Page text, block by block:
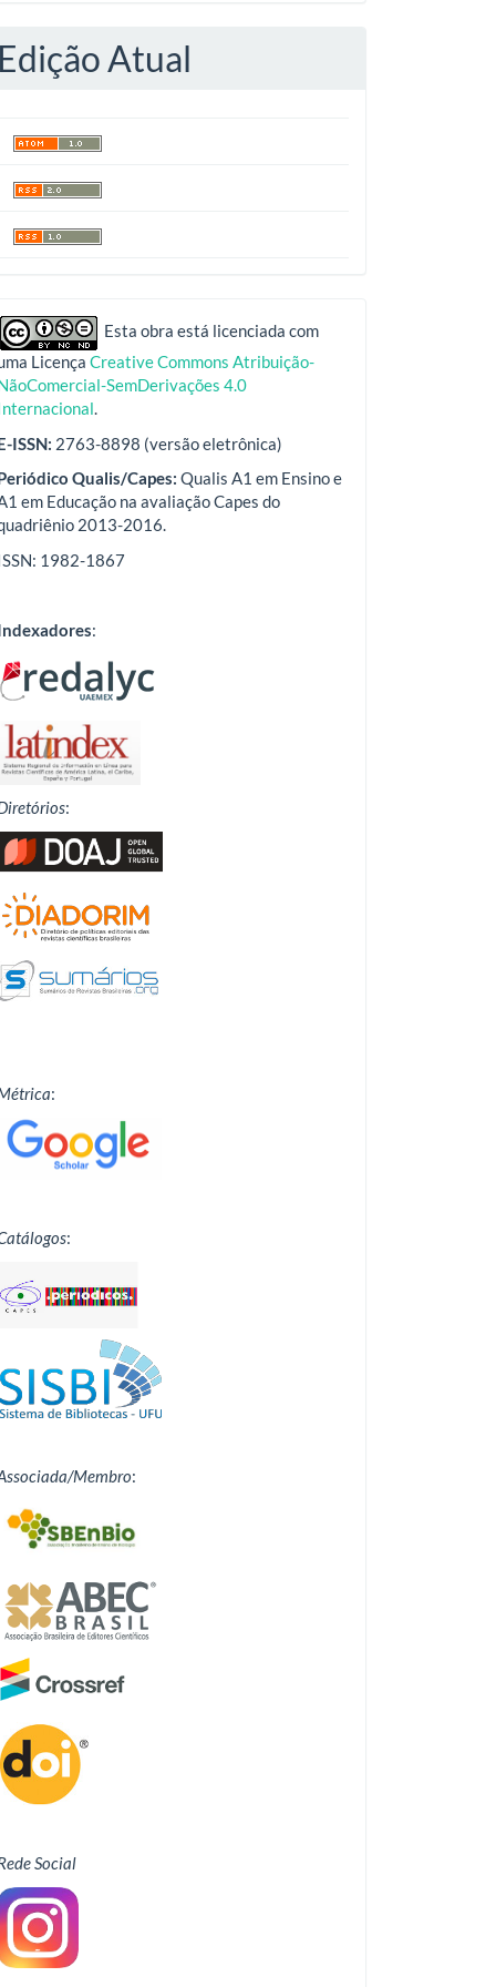
Edição Atual
indexadoresEsta obra está licenciada com
Licença Creative Commons Atribuição-
SemDerivações 4.0
.
ISSN: 2763-8898 (versão eletrônica)
Qualis/Capes: Qualis A1 em Ensino e
em Educação na avaliação Capes do
2013-2016.
1982-1867
:
:
:
:
Membro:
Social